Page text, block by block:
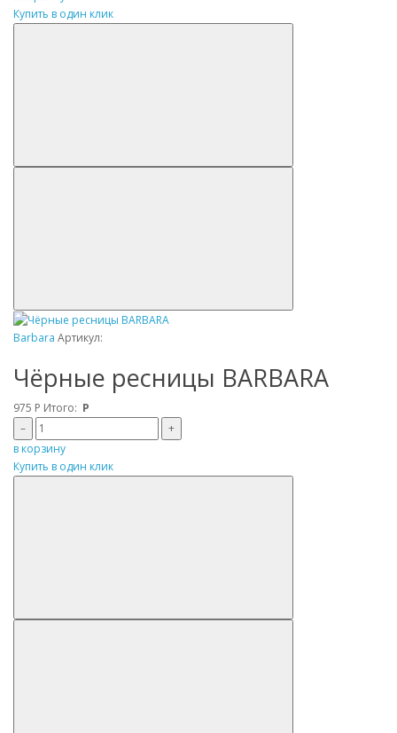
Купить в один клик
Barbara Артикул:
Чёрные ресницы BARBARA
975 Р Итого: Р
–
+
в корзину
Купить в один клик